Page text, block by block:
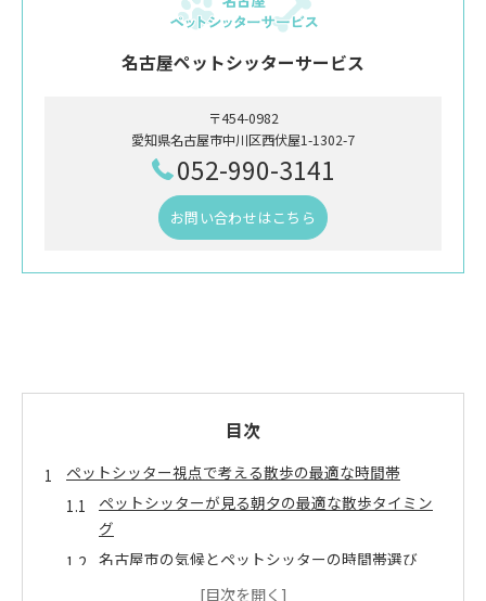
名古屋ペットシッターサービス
〒454-0982
愛知県名古屋市中川区西伏屋1-1302-7
052-990-3141
お問い合わせはこちら
目次
ペットシッター視点で考える散歩の最適な時間帯
ペットシッターが見る朝夕の最適な散歩タイミン
グ
名古屋市の気候とペットシッターの時間帯選び
ペットシッターが提案する季節ごとの散歩時間